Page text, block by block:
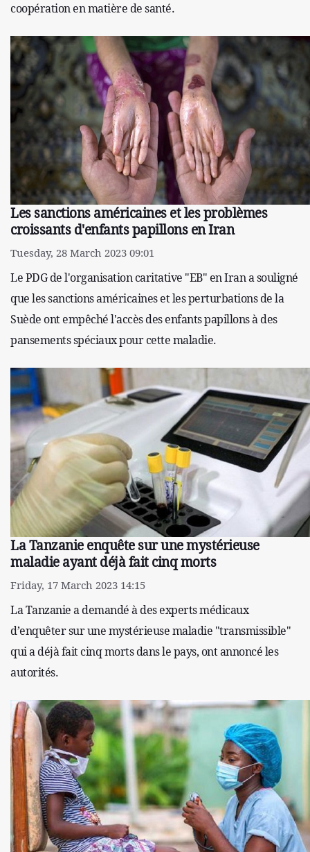
coopération en matière de santé.
Les sanctions américaines et les problèmes
croissants d'enfants papillons en Iran
Tuesday, 28 March 2023 09:01
Le PDG de l'organisation caritative "EB" en Iran a souligné
que les sanctions américaines et les perturbations de la
Suède ont empêché l'accès des enfants papillons à des
pansements spéciaux pour cette maladie.
La Tanzanie enquête sur une mystérieuse
maladie ayant déjà fait cinq morts
Friday, 17 March 2023 14:15
La Tanzanie a demandé à des experts médicaux
d’enquêter sur une mystérieuse maladie "transmissible"
qui a déjà fait cinq morts dans le pays, ont annoncé les
autorités.